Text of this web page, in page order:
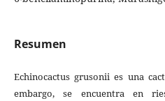
Resumen
Echinocactus grusonii es una
embargo, se encuentra en